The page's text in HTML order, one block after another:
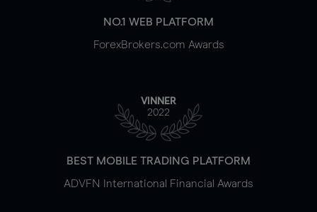
NO.1 WEB PLATFORM
ForexBrokers.com Awards
VINNER
2022
BEST MOBILE TRADING PLATFORM
ADVFN International Financial Awards